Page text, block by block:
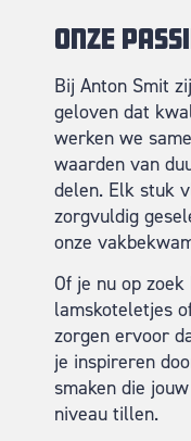
Onze
Bij Anton Smit
geloven dat
werken we
waarden van
delen. Elk stuk
zorgvuldig
onze
Of je nu op
lamskoteletjes
zorgen ervoor
je inspireren
smaken die
niveau tillen.